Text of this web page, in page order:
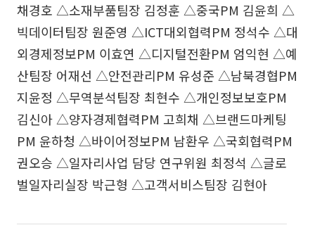
채경호 △소재부품팀장 김정훈 △중국PM 김윤희 △
빅데이터팀장 원준영 △ICT대외협력PM 정석수 △대
외경제정보PM 이효연 △디지털전환PM 엄익현 △예
산팀장 어재선 △안전관리PM 유성준 △남북경협PM
지윤정 △무역분석팀장 최현수 △개인정보보호PM
김신아 △양자경제협력PM 고희채 △브랜드마케팅
PM 윤하청 △바이어정보PM 남환우 △국회협력PM
권오승 △일자리사업 담당 연구위원 최정석 △글로
벌일자리실장 박근형 △고객서비스팀장 김현아